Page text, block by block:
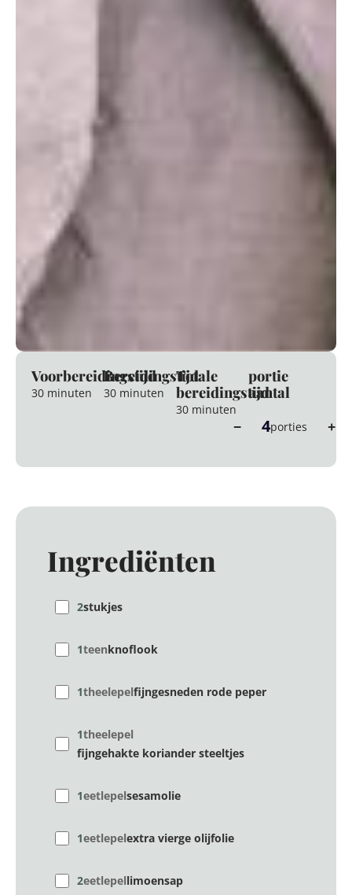
Voorbereidingstijd
30 minuten
Bereidingstijd
30 minuten
Totale
bereidingstijd
30 minuten
portie
aantal
− 4porties +
Ingrediënten
2stukjes
1teenknoflook
1theelepelfijngesneden rode peper
1theelepel
fijngehakte koriander steeltjes
1eetlepelsesamolie
1eetlepelextra vierge olijfolie
2eetlepellimoensap